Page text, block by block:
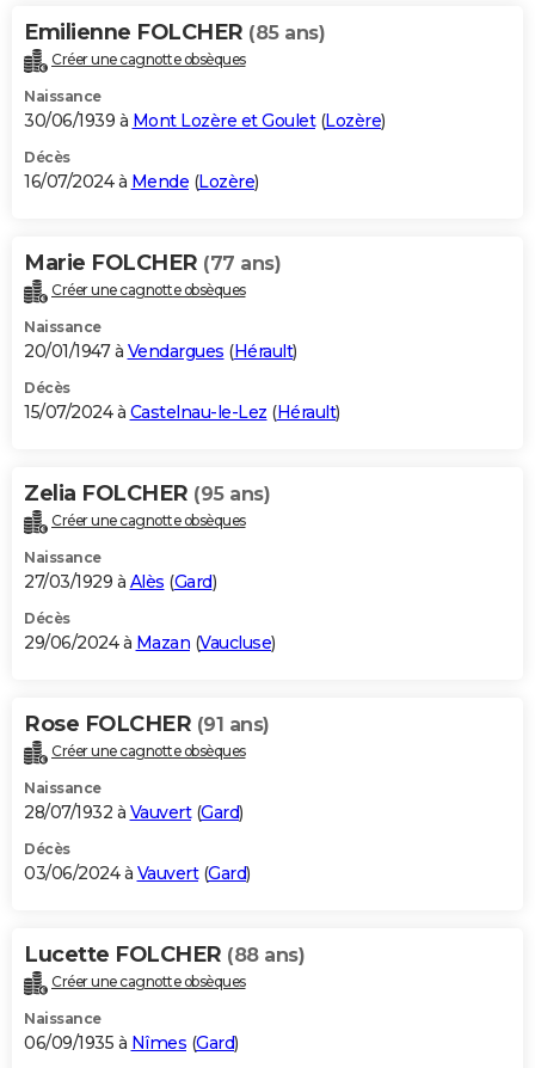
Emilienne FOLCHER (85 ans)
Créer une cagnotte obsèques
Naissance
30/06/1939 à Mont Lozère et Goulet(Lozère)
Décès
16/07/2024 à Mende (Lozère)
Marie FOLCHER (77 ans)
Créer une cagnotte obsèques
Naissance
20/01/1947 à Vendargues (Hérault)
Décès
15/07/2024 à Castelnau-le-Lez (Hérault)
Zelia FOLCHER (95 ans)
Créer une cagnotte obsèques
Naissance
27/03/1929 à Alès (Gard)
Décès
29/06/2024 à Mazan (Vaucluse)
Rose FOLCHER (91 ans)
Créer une cagnotte obsèques
Naissance
28/07/1932 à Vauvert(Gard)
Décès
03/06/2024 à Vauvert(Gard)
Lucette FOLCHER (88 ans)
Créer une cagnotte obsèques
Naissance
06/09/1935 à Nîmes (Gard)